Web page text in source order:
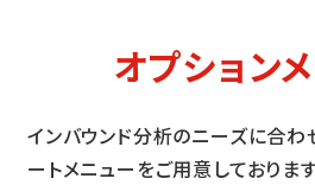
オプション
インバウンド分析のニーズに合わ
ートメニューをご用意しております